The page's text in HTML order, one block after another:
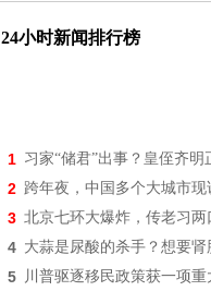
24小时新闻排行榜
1 习家“储君”出事？皇侄齐明
2 跨年夜，中国多个大城市现
3 北京七环大爆炸，传老习
4 大蒜是尿酸的杀手？想要
5 川普驱逐移民政策获一项重